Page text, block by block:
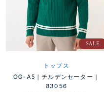
SALE
トップス
OG-A5｜チルデンセーター｜
83056